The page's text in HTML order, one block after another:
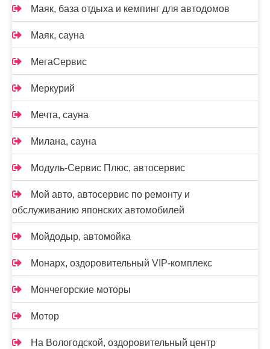
Маяк, база отдыха и кемпинг для автодомов
Маяк, сауна
МегаСервис
Меркурий
Мечта, сауна
Милана, сауна
Модуль-Сервис Плюс, автосервис
Мой авто, автосервис по ремонту и
обслуживанию японских автомобилей
Мойдодыр, автомойка
Монарх, оздоровительный VIP-комплекс
Мончегорские моторы
Мотор
На Вологодской, оздоровительный центр